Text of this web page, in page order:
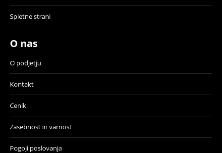
Spletne strani
O nas
O podjetju
Kontakt
Cenik
Zasebnost in varnost
Pogoji poslovanja